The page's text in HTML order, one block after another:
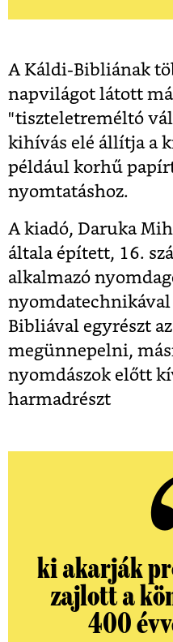
A Káldi-Bibliának
napvilágot látott
"tiszteletreméltó
kihívás elé állítja a
például korhű
nyomtatáshoz.
A kiadó, Daruka
általa épített, 16.
alkalmazó
Bibliával egyrészt
megünnepelni,
nyomdászok előtt
harmadrészt
ki akarják
zajlott a
400